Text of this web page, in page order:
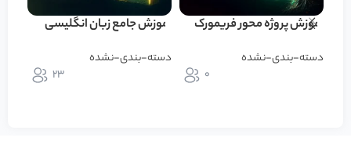
آموزش پروژه محور فریمورک
دسته-بندی-نشده
0
آموزش جامع زبان انگلیسی
دسته-بندی-نشده
23